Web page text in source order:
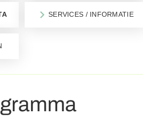
SERVICES / INFORMATIE